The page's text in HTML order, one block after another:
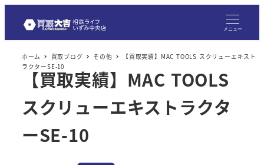
メニュー
ホーム 買取ブログ その他
【買取実績】MAC TOOLS スクリューエキスト
ラクターSE-10
【買取実績】MAC TOOLS
スクリューエキストラクタ
ーSE-10